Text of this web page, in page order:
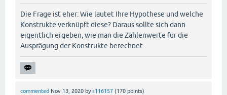
Die Frage ist eher: Wie lautet Ihre Hypothese und welche
Konstrukte verknüpft diese? Daraus sollte sich dann
eigentlich ergeben, wie man die Zahlenwerte für die
Ausprägung der Konstrukte berechnet.
commented Nov 13, 2020 bys116157 (170 points)